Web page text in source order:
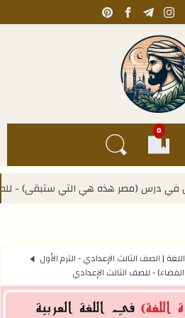
instagram
telegram
facebook
pinterest
Kahlawy Hassan
0
العلامات المرجعيةالبحث في المدونة
| الصف الثالث الإعدادي - الترم الأول
- للصف الثالث الإعدادي